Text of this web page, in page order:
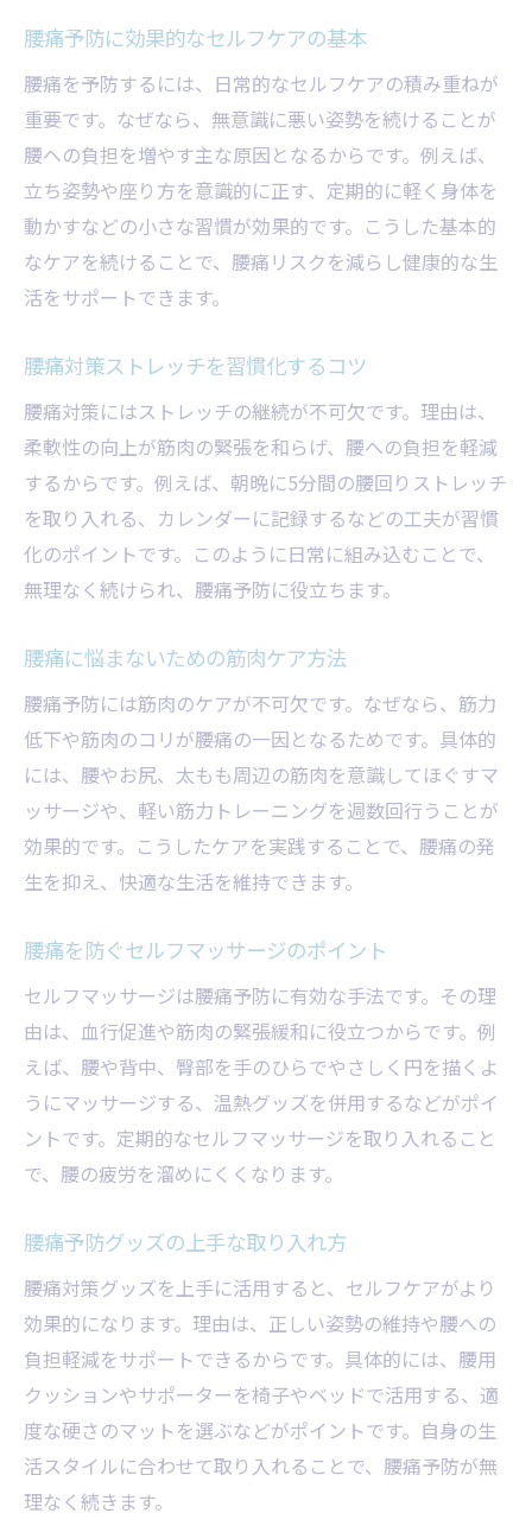
腰痛予防に効果的なセルフケアの基本
腰痛を予防するには、日常的なセルフケアの積み重ねが
重要です。なぜなら、無意識に悪い姿勢を続けることが
腰への負担を増やす主な原因となるからです。例えば、
立ち姿勢や座り方を意識的に正す、定期的に軽く身体を
動かすなどの小さな習慣が効果的です。こうした基本的
なケアを続けることで、腰痛リスクを減らし健康的な生
活をサポートできます。
腰痛対策ストレッチを習慣化するコツ
腰痛対策にはストレッチの継続が不可欠です。理由は、
柔軟性の向上が筋肉の緊張を和らげ、腰への負担を軽減
するからです。例えば、朝晩に5分間の腰回りストレッチ
を取り入れる、カレンダーに記録するなどの工夫が習慣
化のポイントです。このように日常に組み込むことで、
無理なく続けられ、腰痛予防に役立ちます。
腰痛に悩まないための筋肉ケア方法
腰痛予防には筋肉のケアが不可欠です。なぜなら、筋力
低下や筋肉のコリが腰痛の一因となるためです。具体的
には、腰やお尻、太もも周辺の筋肉を意識してほぐすマ
ッサージや、軽い筋力トレーニングを週数回行うことが
効果的です。こうしたケアを実践することで、腰痛の発
生を抑え、快適な生活を維持できます。
腰痛を防ぐセルフマッサージのポイント
セルフマッサージは腰痛予防に有効な手法です。その理
由は、血行促進や筋肉の緊張緩和に役立つからです。例
えば、腰や背中、臀部を手のひらでやさしく円を描くよ
うにマッサージする、温熱グッズを併用するなどがポイ
ントです。定期的なセルフマッサージを取り入れること
で、腰の疲労を溜めにくくなります。
腰痛予防グッズの上手な取り入れ方
腰痛対策グッズを上手に活用すると、セルフケアがより
効果的になります。理由は、正しい姿勢の維持や腰への
負担軽減をサポートできるからです。具体的には、腰用
クッションやサポーターを椅子やベッドで活用する、適
度な硬さのマットを選ぶなどがポイントです。自身の生
活スタイルに合わせて取り入れることで、腰痛予防が無
理なく続きます。